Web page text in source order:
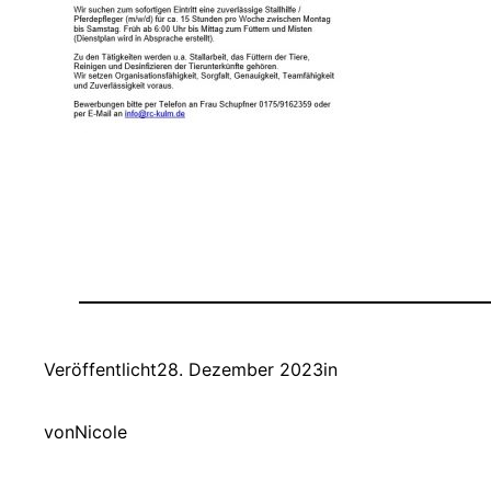
Veröffentlicht28. Dezember 2023in
vonNicole